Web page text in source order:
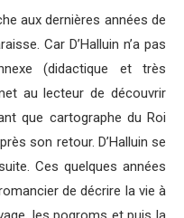
aux dernières années de
Car D’Halluin n’a pas
(didactique et très
au lecteur de découvrir
que cartographe du Roi
son retour. D’Halluin se
Ces quelques années
de décrire la vie à